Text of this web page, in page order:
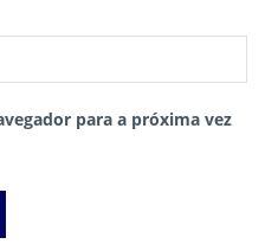
para a próxima vez